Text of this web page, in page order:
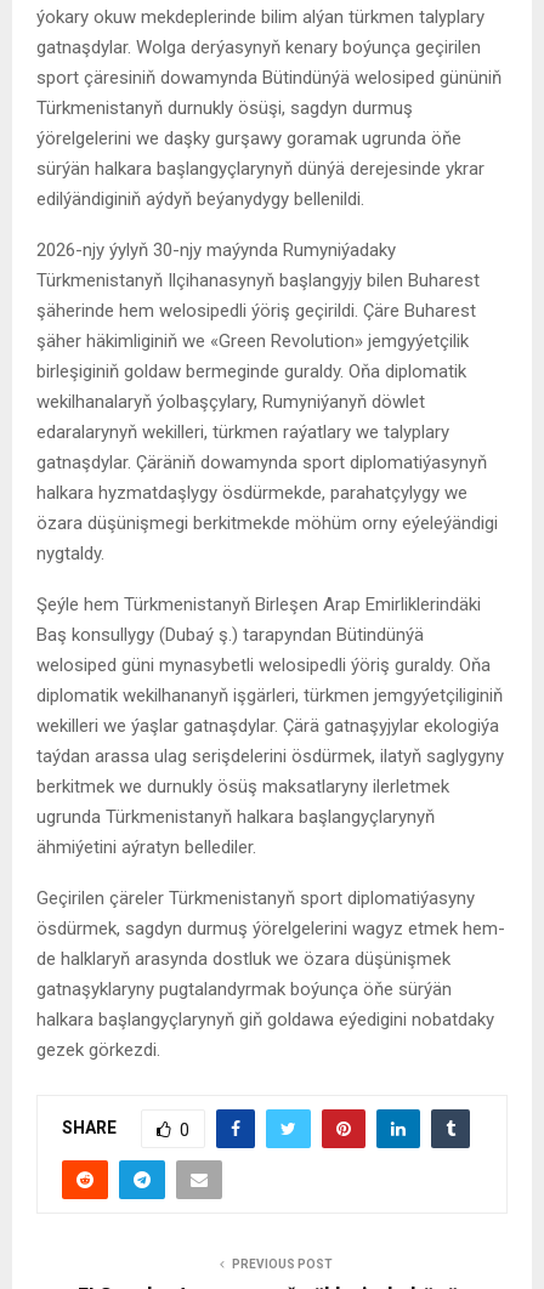
ýokary okuw mekdeplerinde bilim alýan türkmen talyplary
gatnaşdylar. Wolga derýasynyň kenary boýunça geçirilen
sport çäresiniň dowamynda Bütindünýä welosiped gününiň
Türkmenistanyň durnukly ösüşi, sagdyn durmuş
ýörelgelerini we daşky gurşawy goramak ugrunda öňe
sürýän halkara başlangyçlarynyň dünýä derejesinde ykrar
edilýändiginiň aýdyň beýanydygy bellenildi.
2026-njy ýylyň 30-njy maýynda Rumyniýadaky
Türkmenistanyň Ilçihanasynyň başlangyjy bilen Buharest
şäherinde hem welosipedli ýöriş geçirildi. Çäre Buharest
şäher häkimliginiň we «Green Revolution» jemgyýetçilik
birleşiginiň goldaw bermeginde guraldy. Oňa diplomatik
wekilhanalaryň ýolbaşçylary, Rumyniýanyň döwlet
edaralarynyň wekilleri, türkmen raýatlary we talyplary
gatnaşdylar. Çäräniň dowamynda sport diplomatiýasynyň
halkara hyzmatdaşlygy ösdürmekde, parahatçylygy we
özara düşünişmegi berkitmekde möhüm orny eýeleýändigi
nygtaldy.
Şeýle hem Türkmenistanyň Birleşen Arap Emirliklerindäki
Baş konsullygy (Dubaý ş.) tarapyndan Bütindünýä
welosiped güni mynasybetli welosipedli ýöriş guraldy. Oňa
diplomatik wekilhananyň işgärleri, türkmen jemgyýetçiliginiň
wekilleri we ýaşlar gatnaşdylar. Çärä gatnaşyjylar ekologiýa
taýdan arassa ulag serişdelerini ösdürmek, ilatyň saglygyny
berkitmek we durnukly ösüş maksatlaryny ilerletmek
ugrunda Türkmenistanyň halkara başlangyçlarynyň
ähmiýetini aýratyn bellediler.
Geçirilen çäreler Türkmenistanyň sport diplomatiýasyny
ösdürmek, sagdyn durmuş ýörelgelerini wagyz etmek hem-
de halklaryň arasynda dostluk we özara düşünişmek
gatnaşyklaryny pugtalandyrmak boýunça öňe sürýän
halkara başlangyçlarynyň giň goldawa eýedigini nobatdaky
gezek görkezdi.
SHARE 0
PREVIOUS POST